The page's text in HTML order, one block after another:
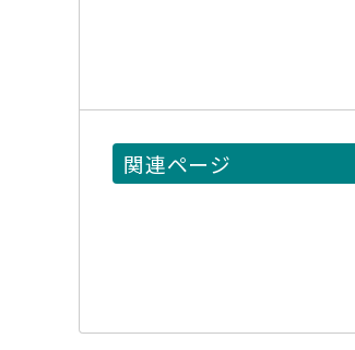
関連ページ